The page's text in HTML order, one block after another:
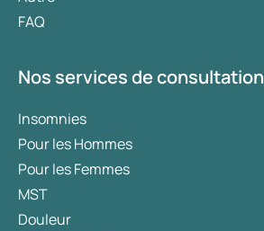
FAQ
Nos services de consultation
Insomnies
Pour les Hommes
Pour les Femmes
MST
Douleur